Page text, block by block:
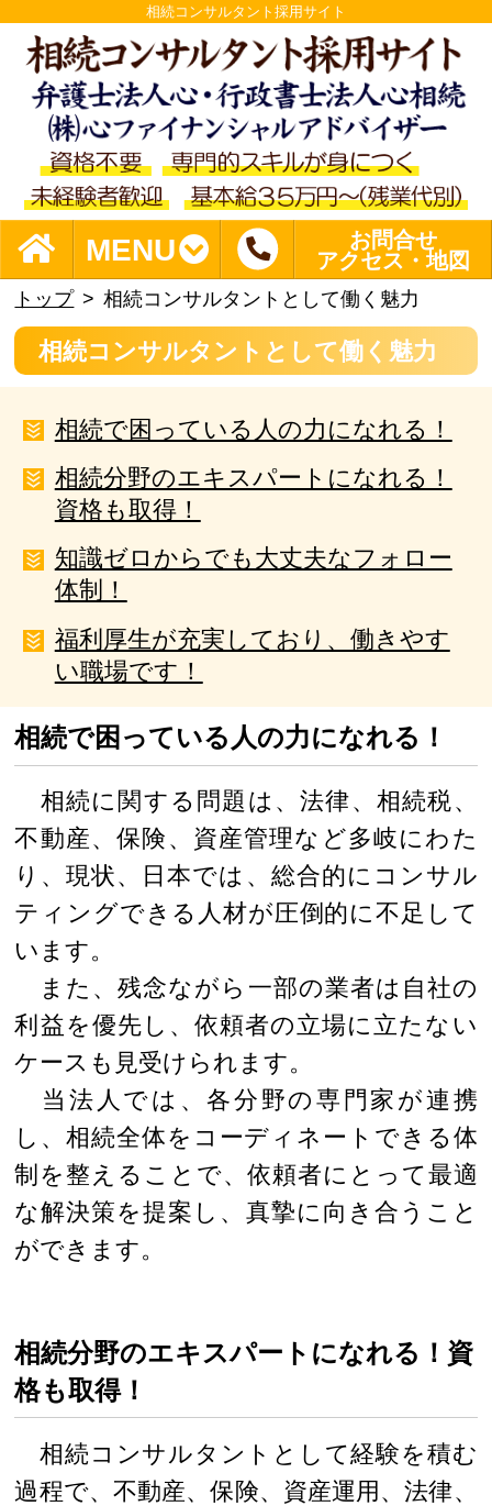
相続コンサルタント採用サイト
MENU
お問合せ
アクセス・地図
トップ 相続コンサルタントとして働く魅力
相続コンサルタントとして働く魅力
相続で困っている人の力になれる！
相続分野のエキスパートになれる！
資格も取得！
知識ゼロからでも大丈夫なフォロー
体制！
福利厚生が充実しており、働きやす
い職場です！
相続で困っている人の力になれる！
相続に関する問題は、法律、相続税、
不動産、保険、資産管理など多岐にわた
り、現状、日本では、総合的にコンサル
ティングできる人材が圧倒的に不足して
います。
また、残念ながら一部の業者は自社の
利益を優先し、依頼者の立場に立たない
ケースも見受けられます。
当法人では、各分野の専門家が連携
し、相続全体をコーディネートできる体
制を整えることで、依頼者にとって最適
な解決策を提案し、真摯に向き合うこと
ができます。
相続分野のエキスパートになれる！資
格も取得！
相続コンサルタントとして経験を積む
過程で、不動産、保険、資産運用、法律、